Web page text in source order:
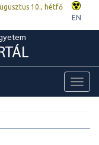
10., hétfő
EN